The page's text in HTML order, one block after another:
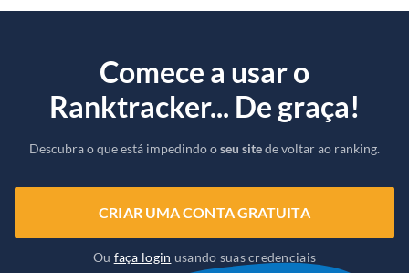
Comece a usar o
Ranktracker... De graça!
Descubra o que está impedindo oseu sitede voltar ao ranking.
CRIAR UMA CONTA GRATUITA
Ou faça login usando suas credenciais